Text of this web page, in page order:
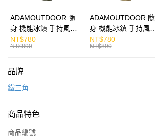
運送方式
免運費
付款後7-11取貨
宅配
每筆NT$130，滿NT$399(含以上)免運費
ADAMOUTDOOR 隨
身 機能冰鎮 手持風扇
掛繩
NT$780
NT$890
ADAMOUTDOOR 隨
身 機能冰鎮 手持風扇
掛繩
NT$780
NT$890
品牌
鐵三角
商品特色
商品編號